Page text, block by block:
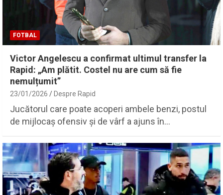
FOTBAL
Victor Angelescu a confirmat ultimul transfer la
Rapid: „Am plătit. Costel nu are cum să fie
nemulțumit”
23/01/2026 Despre Rapid
Jucătorul care poate acoperi ambele benzi, postul
de mijlocaș ofensiv și de vârf a ajuns în…